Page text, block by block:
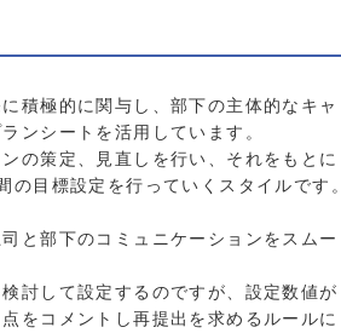
積極的に関与し、部下の主体的なキャ
ンシートを活用しています。
の策定、見直しを行い、それをもとに
の目標設定を行っていくスタイルです。
と部下のコミュニケーションをスムー
討して設定するのですが、設定数値が
をコメントし再提出を求めるルールに